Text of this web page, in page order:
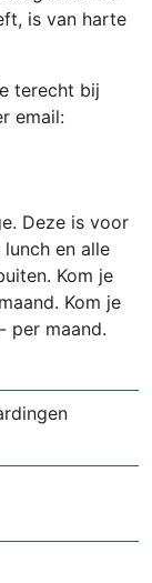
is van harte
terecht bij
email:
Deze is voor
en alle
Kom je
Kom je
per maand.